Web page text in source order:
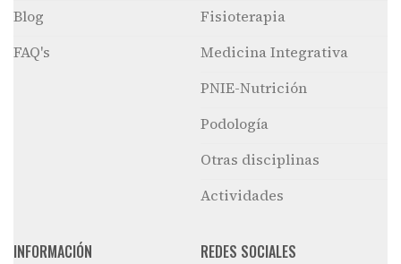
Blog
FAQ's
Fisioterapia
Medicina Integrativa
PNIE-Nutrición
Podología
Otras disciplinas
Actividades
INFORMACIÓN REDES SOCIALES